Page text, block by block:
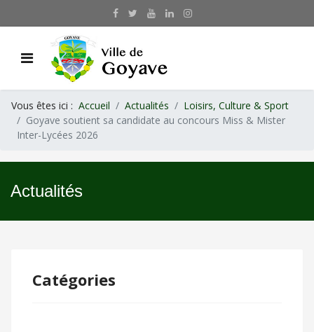
Vous êtes ici : Accueil Actualités
Loisirs, Culture & Sport
Goyave soutient sa candidate au concours Miss & Mister
Inter-Lycées 2026
Actualités
Catégories